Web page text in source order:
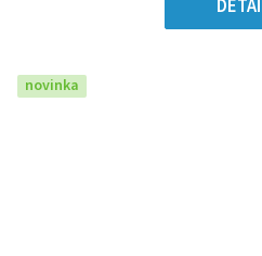
novinka